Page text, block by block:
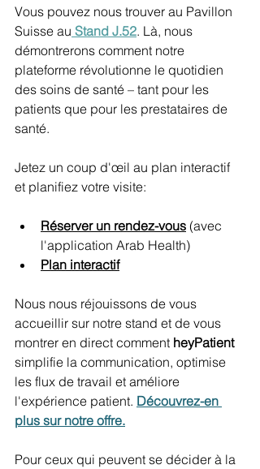
Vous pouvez nous trouver au Pavillon
Suisse au Stand J.52. Là, nous
démontrerons comment notre
plateforme révolutionne le quotidien
des soins de santé – tant pour les
patients que pour les prestataires de
santé.
Jetez un coup d'œil au plan interactif
et planifiez votre visite:
Réserver un rendez-vous (avec
l'application Arab Health)
Plan interactif
Nous nous réjouissons de vous
accueillir sur notre stand et de vous
montrer en direct comment heyPatient
simplifie la communication, optimise
les flux de travail et améliore
l'expérience patient. Découvrez-en
plus sur notre offre.
Pour ceux qui peuvent se décider à la